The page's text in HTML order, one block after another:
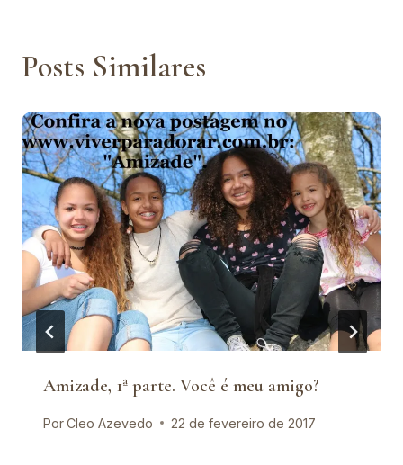
Posts Similares
Amizade, 1ª parte. Você é meu amigo?
PorCleo Azevedo 22 de fevereiro de 2017